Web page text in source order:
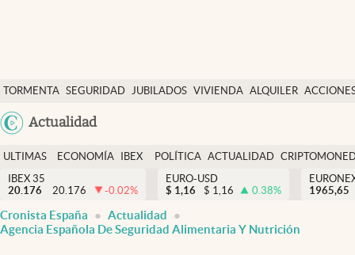
TORMENTA SEGURIDAD JUBILADOS VIVIENDA ALQUILER
USA
Actualidad
Economía y finanzas
Política
Actualidad
Criptomonedas
España
ULTIMAS
NOTICIAS
ECONOMÍA
FINANZAS
IBEX
EURO
POLÍTICA ACTUALIDAD
IBEX 35
20.176
20.176 -0.02%
EURO-USD
$ 1,16 $ 1,16 0.38%
1965,65
Cronista España
Actualidad
Agencia Española De Seguridad Alimentaria Y Nutrición